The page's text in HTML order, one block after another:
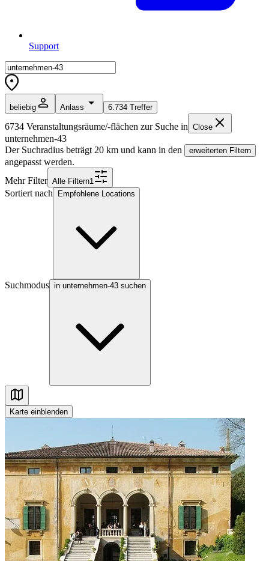
Support
beliebig Anlass 6.734 Treffer
6734 Veranstaltungsräume/-flächen zur Suche in Close
unternehmen-43
Der Suchradius beträgt 20 km und kann in den erweiterten Filtern
angepasst werden.
Mehr Filter Alle Filtern1
Sortiert nach Empfohlene Locations
Suchmodus in unternehmen-43 suchen
Karte einblenden